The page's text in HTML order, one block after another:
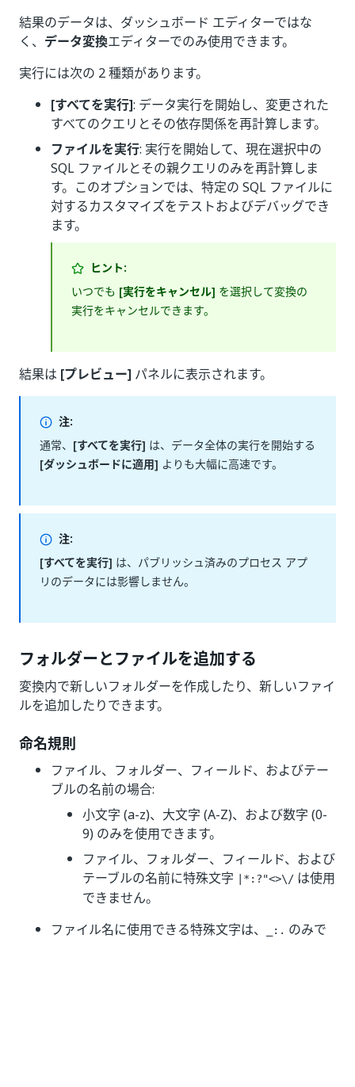
結果のデータは、ダッシュボード エディターではな
く、 データ変換エディターでのみ使用できます。
実行には次の 2 種類があります。
[すべてを実行]: データ実行を開始し、変更された
すべてのクエリとその依存関係を再計算します。
ファイルを実行: 実行を開始して、現在選択中の
SQL ファイルとその親クエリのみを再計算しま
す。このオプションでは、特定の SQL ファイルに
対するカスタマイズをテストおよびデバッグでき
ます。
ヒント:
いつでも [実行をキャンセル] を選択して変換の
実行をキャンセルできます。
結果は [プレビュー] パネルに表示されます。
注:
通常、 [すべてを実行] は、データ全体の実行を開始する
[ダッシュボードに適用] よりも大幅に高速です。
注:
[すべてを実行] は、パブリッシュ済みのプロセス アプ
リのデータには影響しません。
フォルダーとファイルを追加する
変換内で新しいフォルダーを作成したり、新しいファイ
ルを追加したりできます。
命名規則
ファイル、フォルダー、フィールド、およびテー
ブルの名前の場合:
小文字 (a-z)、大文字 (A-Z)、および数字 (0-
9) のみを使用できます。
ファイル、フォルダー、フィールド、および
テーブルの名前に特殊文字
|*:?"<>\/ は使用
できません。
ファイル名に使用できる特殊文字は、
_:. のみで